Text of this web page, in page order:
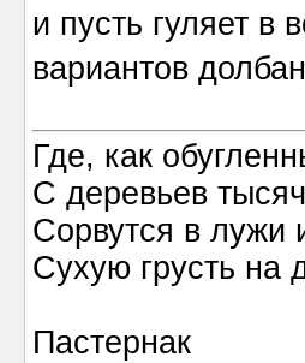
и пусть гуляет
вариантов
Где, как
С деревьев
Сорвутся в лужи
Сухую грусть на
Пастернак